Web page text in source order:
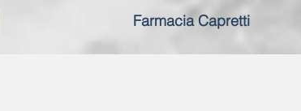
Farmacia Capretti